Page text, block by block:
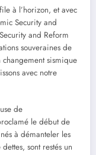
à l’horizon, et avec
Security and
and Reform
souveraines de
sismique
avec notre
de
le début de
à démanteler les
sont restés un